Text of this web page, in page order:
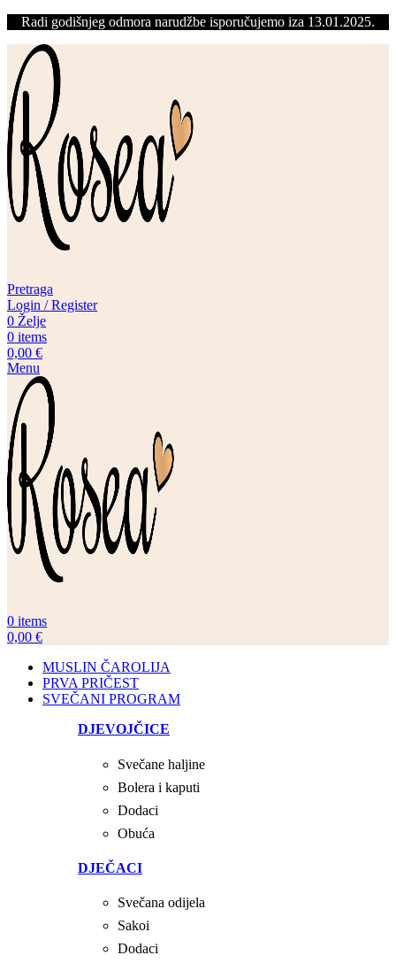
Radi godišnjeg odmora narudžbe isporučujemo iza 13.01.2025.
Pretraga
Login / Register
0 Želje
0 items
0,00 €
Menu
0 items
0,00 €
MUSLIN ČAROLIJA
PRVA PRIČEST
SVEČANI PROGRAM
DJEVOJČICE
Svečane haljine
Bolera i kaputi
Dodaci
Obuća
DJEČACI
Svečana odijela
Sakoi
Dodaci